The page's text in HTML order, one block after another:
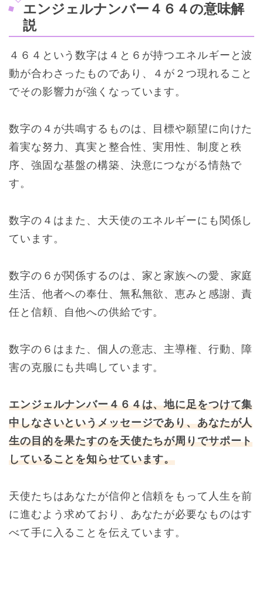
エンジェルナンバー４６４の意味解
説
４６４という数字は４と６が持つエネルギーと波
動が合わさったものであり、４が２つ現れること
でその影響力が強くなっています。
数字の４が共鳴するものは、目標や願望に向けた
着実な努力、真実と整合性、実用性、制度と秩
序、強固な基盤の構築、決意につながる情熱で
す。
数字の４はまた、大天使のエネルギーにも関係し
ています。
数字の６が関係するのは、家と家族への愛、家庭
生活、他者への奉仕、無私無欲、恵みと感謝、責
任と信頼、自他への供給です。
数字の６はまた、個人の意志、主導権、行動、障
害の克服にも共鳴しています。
エンジェルナンバー４６４は、地に足をつけて集
中しなさいというメッセージであり、あなたが人
生の目的を果たすのを天使たちが周りでサポート
していることを知らせています。
天使たちはあなたが信仰と信頼をもって人生を前
に進むよう求めており、あなたが必要なものはす
べて手に入ることを伝えています。